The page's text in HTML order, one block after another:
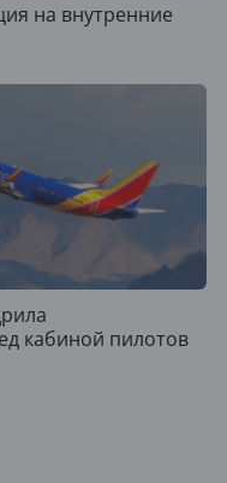
на внутренние
кабиной пилотов